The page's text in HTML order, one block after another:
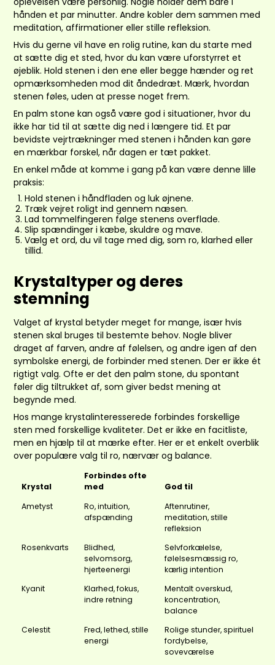
hånden et par minutter. Andre kobler dem sammen med
meditation, affirmationer eller stille refleksion.
Hvis du gerne vil have en rolig rutine, kan du starte med
at sætte dig et sted, hvor du kan være uforstyrret et
øjeblik. Hold stenen i den ene eller begge hænder og ret
opmærksomheden mod dit åndedræt. Mærk, hvordan
stenen føles, uden at presse noget frem.
En palm stone kan også være god i situationer, hvor du
ikke har tid til at sætte dig ned i længere tid. Et par
bevidste vejrtrækninger med stenen i hånden kan gøre
en mærkbar forskel, når dagen er tæt pakket.
En enkel måde at komme i gang på kan være denne lille
praksis:
Hold stenen i håndfladen og luk øjnene.
Træk vejret roligt ind gennem næsen.
Lad tommelfingeren følge stenens overflade.
Slip spændinger i kæbe, skuldre og mave.
Vælg et ord, du vil tage med dig, som ro, klarhed eller
tillid.
Krystaltyper og deres
stemning
Valget af krystal betyder meget for mange, især hvis
stenen skal bruges til bestemte behov. Nogle bliver
draget af farven, andre af følelsen, og andre igen af den
symbolske energi, de forbinder med stenen. Der er ikke ét
rigtigt valg. Ofte er det den palm stone, du spontant
føler dig tiltrukket af, som giver bedst mening at
begynde med.
Hos mange krystalinteresserede forbindes forskellige
sten med forskellige kvaliteter. Det er ikke en facitliste,
men en hjælp til at mærke efter. Her er et enkelt overblik
over populære valg til ro, nærvær og balance.
Krystal
Forbindes ofte
med
God til
Ametyst
Ro, intuition,
afspænding
Aftenrutiner,
meditation, stille
refleksion
Rosenkvarts
Blidhed,
selvomsorg,
hjerteenergi
Selvforkælelse,
følelsesmæssig ro,
kærlig intention
Kyanit
Klarhed, fokus,
indre retning
Mentalt overskud,
koncentration,
balance
Celestit
Fred, lethed, stille
energi
Rolige stunder, spirituel
fordybelse,
soveværelse